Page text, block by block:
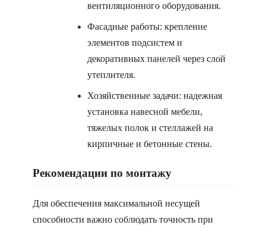
вентиляционного оборудования.
Фасадные работы: крепление
элементов подсистем и
декоративных панелей через слой
утеплителя.
Хозяйственные задачи: надежная
установка навесной мебели,
тяжелых полок и стеллажей на
кирпичные и бетонные стены.
Рекомендации по монтажу
Для обеспечения максимальной несущей
способности важно соблюдать точность при